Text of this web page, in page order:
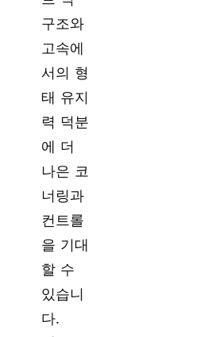
구조와
고속에
서의 형
태 유지
력 덕분
에 더
나은 코
너링과
컨트롤
을 기대
할 수
있습니
다.